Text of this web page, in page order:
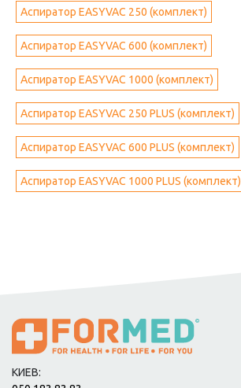
Аспиратор EASYVAC 250 (комплект)
Аспиратор EASYVAC 600 (комплект)
Аспиратор EASYVAC 1000 (комплект)
Аспиратор EASYVAC 250 PLUS (комплект)
Аспиратор EASYVAC 600 PLUS (комплект)
Аспиратор EASYVAC 1000 PLUS (комплект)
КИЕВ: